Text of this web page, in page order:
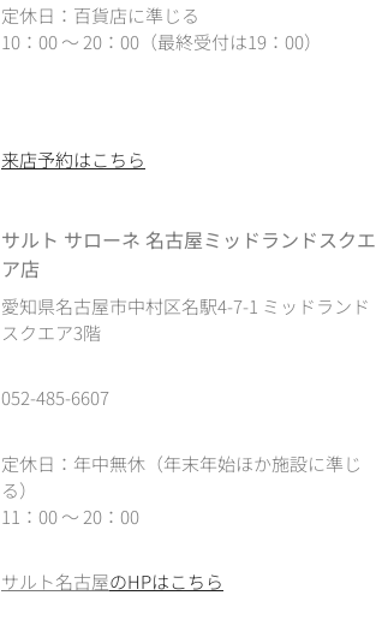
定休日：百貨店に準じる
10：00 ～ 20：00（最終受付は19：00）
来店予約はこちら
サルト サローネ 名古屋ミッドランドスクエ
ア店
愛知県名古屋市中村区名駅4-7-1 ミッドランド
スクエア3階
052-485-6607
定休日：年中無休（年末年始ほか施設に準じ
る）
11：00 ～ 20：00
サルト名古屋のHPはこちら